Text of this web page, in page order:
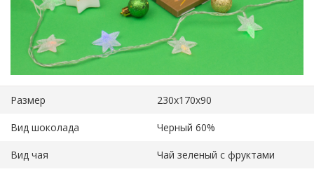
Размер 230х170х90
Вид шоколада Черный 60%
Вид чая Чай зеленый с фруктами